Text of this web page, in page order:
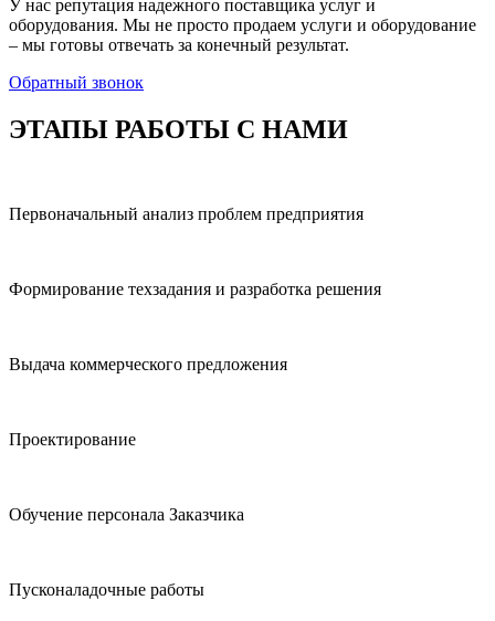
У нас репутация надежного поставщика услуг и
оборудования. Мы не просто продаем услуги и оборудование
– мы готовы отвечать за конечный результат.
Обратный звонок
ЭТАПЫ РАБОТЫ С НАМИ
Первоначальный анализ проблем предприятия
Формирование техзадания и разработка решения
Выдача коммерческого предложения
Проектирование
Обучение персонала Заказчика
Пусконаладочные работы